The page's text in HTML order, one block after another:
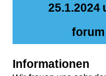
25.1.2024
forum
Informationen